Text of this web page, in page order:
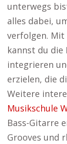
unterwegs
alles dabei,
verfolgen. Mit
kannst du die
integrieren
erzielen, die
Weitere
Musikschule
Bass-Gitarre
Grooves und